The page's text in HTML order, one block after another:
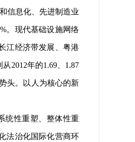
信息化、先进制造业
。现代基础设施网络
江经济带发展、粤港
2012年的1.69、1.87
头。以人为核心的新
统性重塑、整体性重
法治化国际化营商环